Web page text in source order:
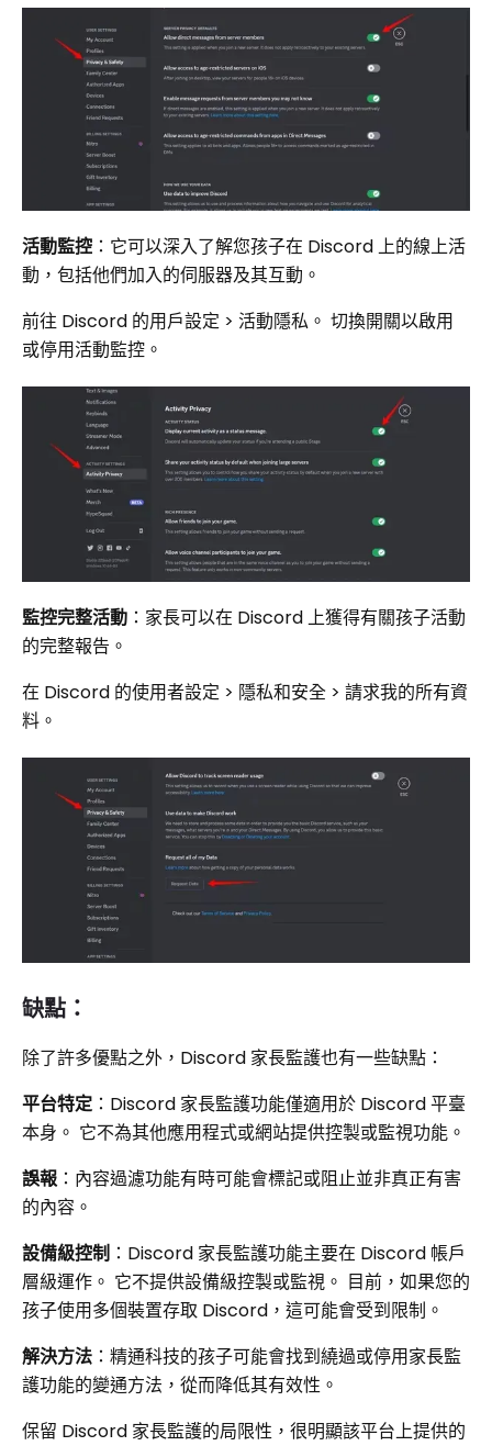
活動監控 ：它可以深入了解您孩子在 Discord 上的線上活
動，包括他們加入的伺服器及其互動。
前往 Discord 的用戶設定 > 活動隱私。 切換開關以啟用
或停用活動監控。
監控完整活動 ：家長可以在 Discord 上獲得有關孩子活動
的完整報告。
在 Discord 的使用者設定 > 隱私和安全 > 請求我的所有資
料。
缺點：
除了許多優點之外，Discord 家長監護也有一些缺點：
平台特定 ：Discord 家長監護功能僅適用於 Discord 平臺
本身。 它不為其他應用程式或網站提供控製或監視功能。
誤報：內容過濾功能有時可能會標記或阻止並非真正有害
的內容。
設備級控制 ：Discord 家長監護功能主要在 Discord 帳戶
層級運作。 它不提供設備級控製或監視。 目前，如果您的
孩子使用多個裝置存取 Discord，這可能會受到限制。
解決方法 ：精通科技的孩子可能會找到繞過或停用家長監
護功能的變通方法，從而降低其有效性。
保留 Discord 家長監護的局限性，很明顯該平台上提供的